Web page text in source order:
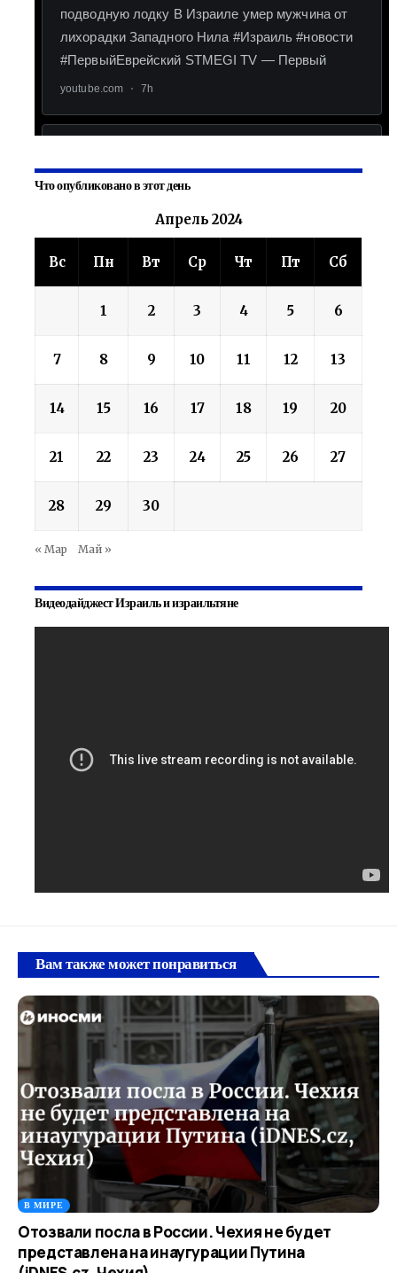
Что опубликовано в этот день
Апрель 2024
Вс Пн Вт Ср Чт Пт Сб
1 2 3 4 5 6
7 8 9 10 11 12 13
14 15 16 17 18 19 20
21 22 23 24 25 26 27
28 29 30
« Мар Май »
Видеодайджест Израиль и израильтяне
Вам также может понравиться
В МИРЕ
Отозвали посла в России. Чехия не будет
представлена на инаугурации Путина